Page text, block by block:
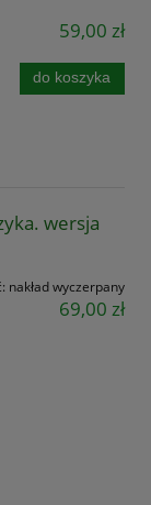
59,00 zł
do koszyka
wersja
nakład wyczerpany
69,00 zł